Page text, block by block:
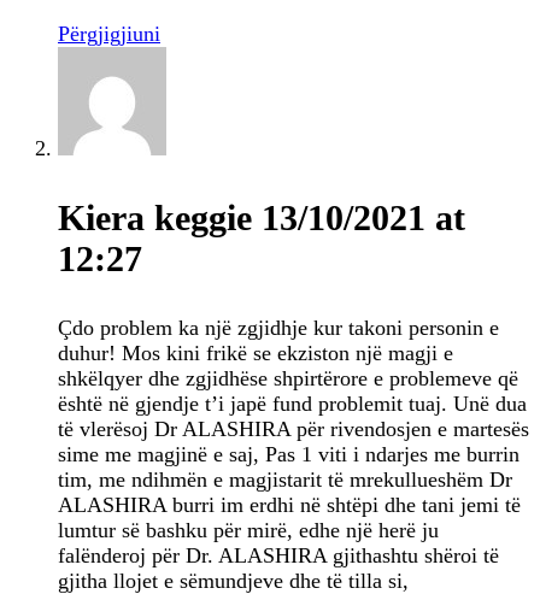
Përgjigjiuni
Kiera keggie 13/10/2021 at
12:27
Çdo problem ka një zgjidhje kur takoni personin e
duhur! Mos kini frikë se ekziston një magji e
shkëlqyer dhe zgjidhëse shpirtërore e problemeve që
është në gjendje t’i japë fund problemit tuaj. Unë dua
të vlerësoj Dr ALASHIRA për rivendosjen e martesës
sime me magjinë e saj, Pas 1 viti i ndarjes me burrin
tim, me ndihmën e magjistarit të mrekullueshëm Dr
ALASHIRA burri im erdhi në shtëpi dhe tani jemi të
lumtur së bashku për mirë, edhe një herë ju
falënderoj për Dr. ALASHIRA gjithashtu shëroi të
gjitha llojet e sëmundjeve dhe të tilla si,